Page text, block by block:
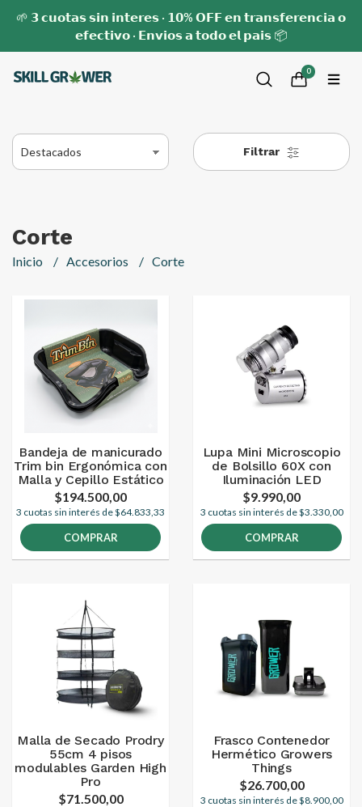
🌱 𝟯 𝗰𝘂𝗼𝘁𝗮𝘀 𝘀𝗶𝗻 𝗶𝗻𝘁𝗲𝗿𝗲𝘀 · 𝟭𝟬% 𝗢𝗙𝗙 𝗲𝗻 𝘁𝗿𝗮𝗻𝘀𝗳𝗲𝗿𝗲𝗻𝗰𝗶𝗮 𝗼
𝗲𝗳𝗲𝗰𝘁𝗶𝘃𝗼 · 𝗘𝗻𝘃𝗶𝗼𝘀 𝗮 𝘁𝗼𝗱𝗼 𝗲𝗹 𝗽𝗮𝗶𝘀 📦
0
Filtrar
Corte
Inicio Accesorios Corte
Bandeja de manicurado
Trim bin Ergonómica con
Malla y Cepillo Estático
$194.500,00
3 cuotas sin interés de $64.833,33
COMPRAR
Lupa Mini Microscopio
de Bolsillo 60X con
Iluminación LED
$9.990,00
3 cuotas sin interés de $3.330,00
COMPRAR
Malla de Secado Prodry
55cm 4 pisos
modulables Garden High
Pro
$71.500,00
Frasco Contenedor
Hermético Growers
Things
$26.700,00
3 cuotas sin interés de $8.900,00